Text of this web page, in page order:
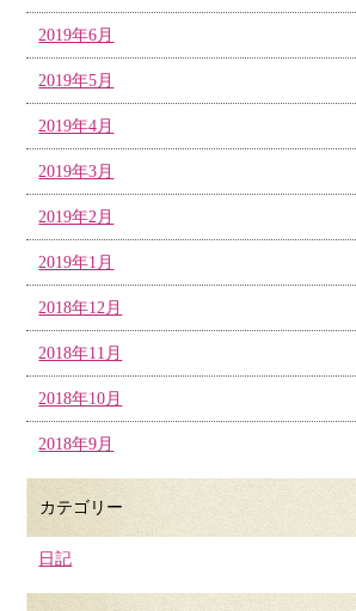
2019年6月
2019年5月
2019年4月
2019年3月
2019年2月
2019年1月
2018年12月
2018年11月
2018年10月
2018年9月
カテゴリー
日記